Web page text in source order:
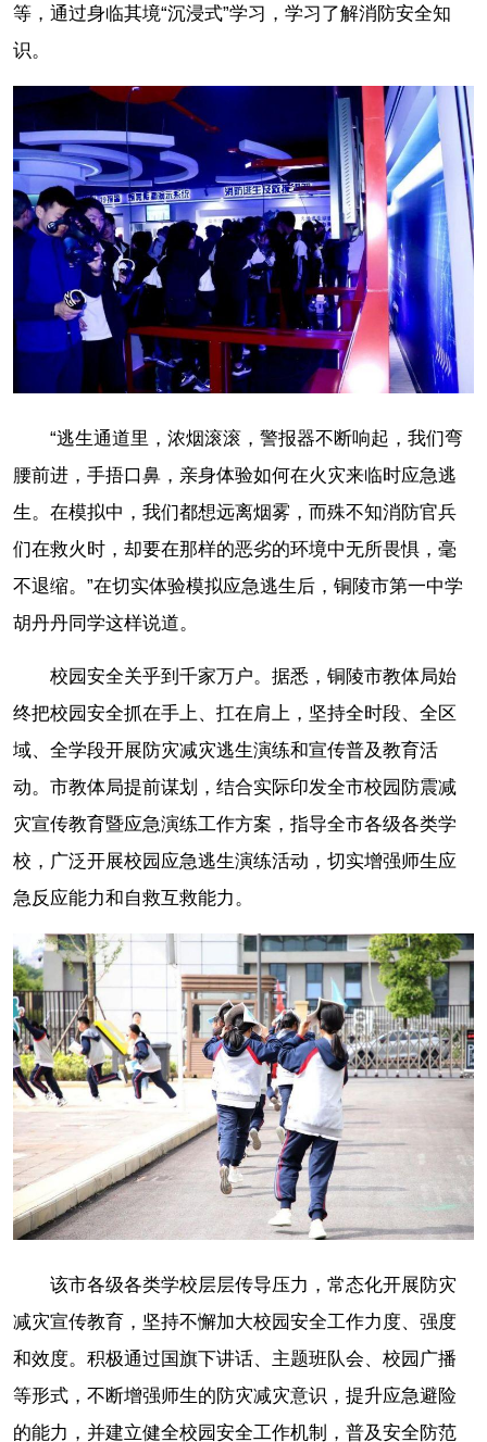
等，通过身临其境“沉浸式”学习，学习了解消防安全知
识。
“逃生通道里，浓烟滚滚，警报器不断响起，我们弯
腰前进，手捂口鼻，亲身体验如何在火灾来临时应急逃
生。在模拟中，我们都想远离烟雾，而殊不知消防官兵
们在救火时，却要在那样的恶劣的环境中无所畏惧，毫
不退缩。”在切实体验模拟应急逃生后，铜陵市第一中学
胡丹丹同学这样说道。
校园安全关乎到千家万户。据悉，铜陵市教体局始
终把校园安全抓在手上、扛在肩上，坚持全时段、全区
域、全学段开展防灾减灾逃生演练和宣传普及教育活
动。市教体局提前谋划，结合实际印发全市校园防震减
灾宣传教育暨应急演练工作方案，指导全市各级各类学
校，广泛开展校园应急逃生演练活动，切实增强师生应
急反应能力和自救互救能力。
该市各级各类学校层层传导压力，常态化开展防灾
减灾宣传教育，坚持不懈加大校园安全工作力度、强度
和效度。积极通过国旗下讲话、主题班队会、校园广播
等形式，不断增强师生的防灾减灾意识，提升应急避险
的能力，并建立健全校园安全工作机制，普及安全防范